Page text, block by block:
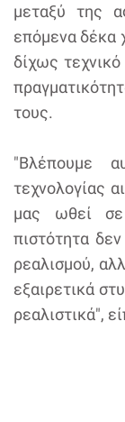
μεταξύ της
επόμενα δέκα
δίχως
τους.
"Βλέπουμε
τεχνολογίας
μας ωθεί
πιστότητα
ρεαλισμού,
εξαιρετικά
ρεαλιστικά",